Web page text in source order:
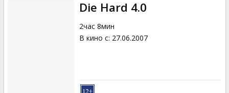
Die Hard 4.0
2час 8мин
В кино с: 27.06.2007